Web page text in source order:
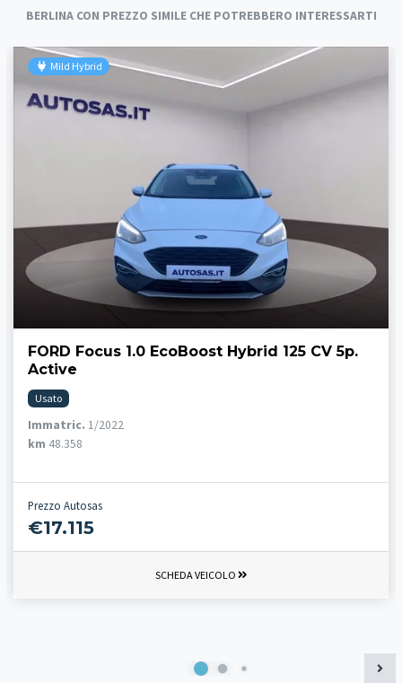
BERLINA CON PREZZO SIMILE CHE POTREBBERO INTERESSARTI
Mild Hybrid
FORD Focus 1.0 EcoBoost Hybrid 125 CV 5p.
Active
Usato
Immatric. 1/2022
km 48.358
Prezzo Autosas
€17.115
SCHEDA VEICOLO